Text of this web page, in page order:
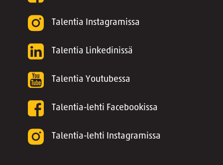
Talentia Instagramissa
Talentia Linkedinissä
Talentia Youtubessa
Talentia-lehti Facebookissa
Talentia-lehti Instagramissa